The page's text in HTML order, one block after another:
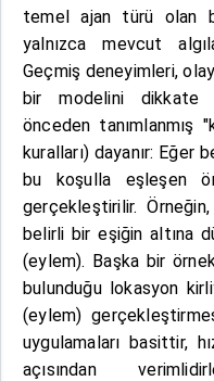
temel ajan türü olan
yalnızca mevcut
Geçmiş deneyimleri,
bir modelini dikkate
önceden tanımlanmış
kuralları) dayanır: Eğer
bu koşulla eşleşen
gerçekleştirilir.
belirli bir eşiğin altına
(eylem). Başka bir
bulunduğu lokasyon
(eylem)
uygulamaları basittir,
açısından